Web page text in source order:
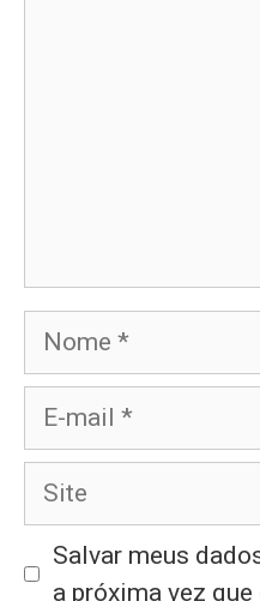
Nome
Site
Salvar meus
a próxima vez que